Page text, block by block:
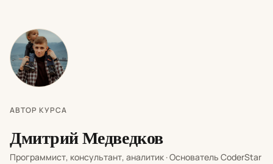
АВТОР КУРСА
Дмитрий Медведков
Программист, консультант, аналитик · Основатель CoderStar